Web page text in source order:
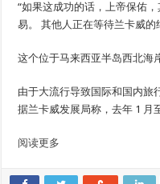
“如果这成功的话，上帝保佑
易。 其他人正在等待兰卡威的
这个位于马来西亚半岛西北海
由于大流行导致国际和国内旅
据兰卡威发展局称，去年 1 月
阅读更多